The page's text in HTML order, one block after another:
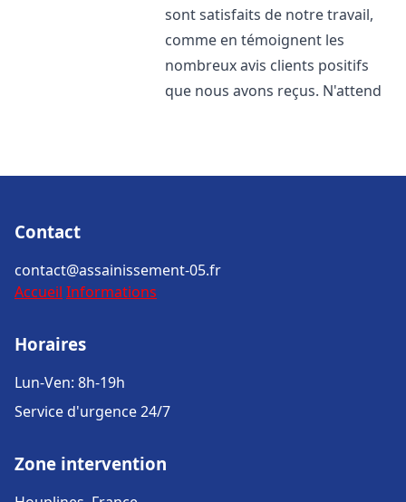
sont satisfaits de notre travail,
comme en témoignent les
nombreux avis clients positifs
que nous avons reçus. N'attend
Contact
contact@assainissement-05.fr
Accueil Informations
Horaires
Lun-Ven: 8h-19h
Service d'urgence 24/7
Zone intervention